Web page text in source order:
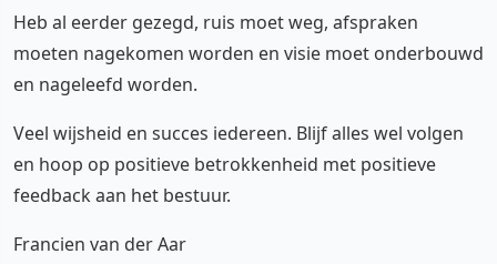
Heb al eerder gezegd, ruis moet weg, afspraken
moeten nagekomen worden en visie moet onderbouwd
en nageleefd worden.
Veel wijsheid en succes iedereen. Blijf alles wel volgen
en hoop op positieve betrokkenheid met positieve
feedback aan het bestuur.
Francien van der Aar